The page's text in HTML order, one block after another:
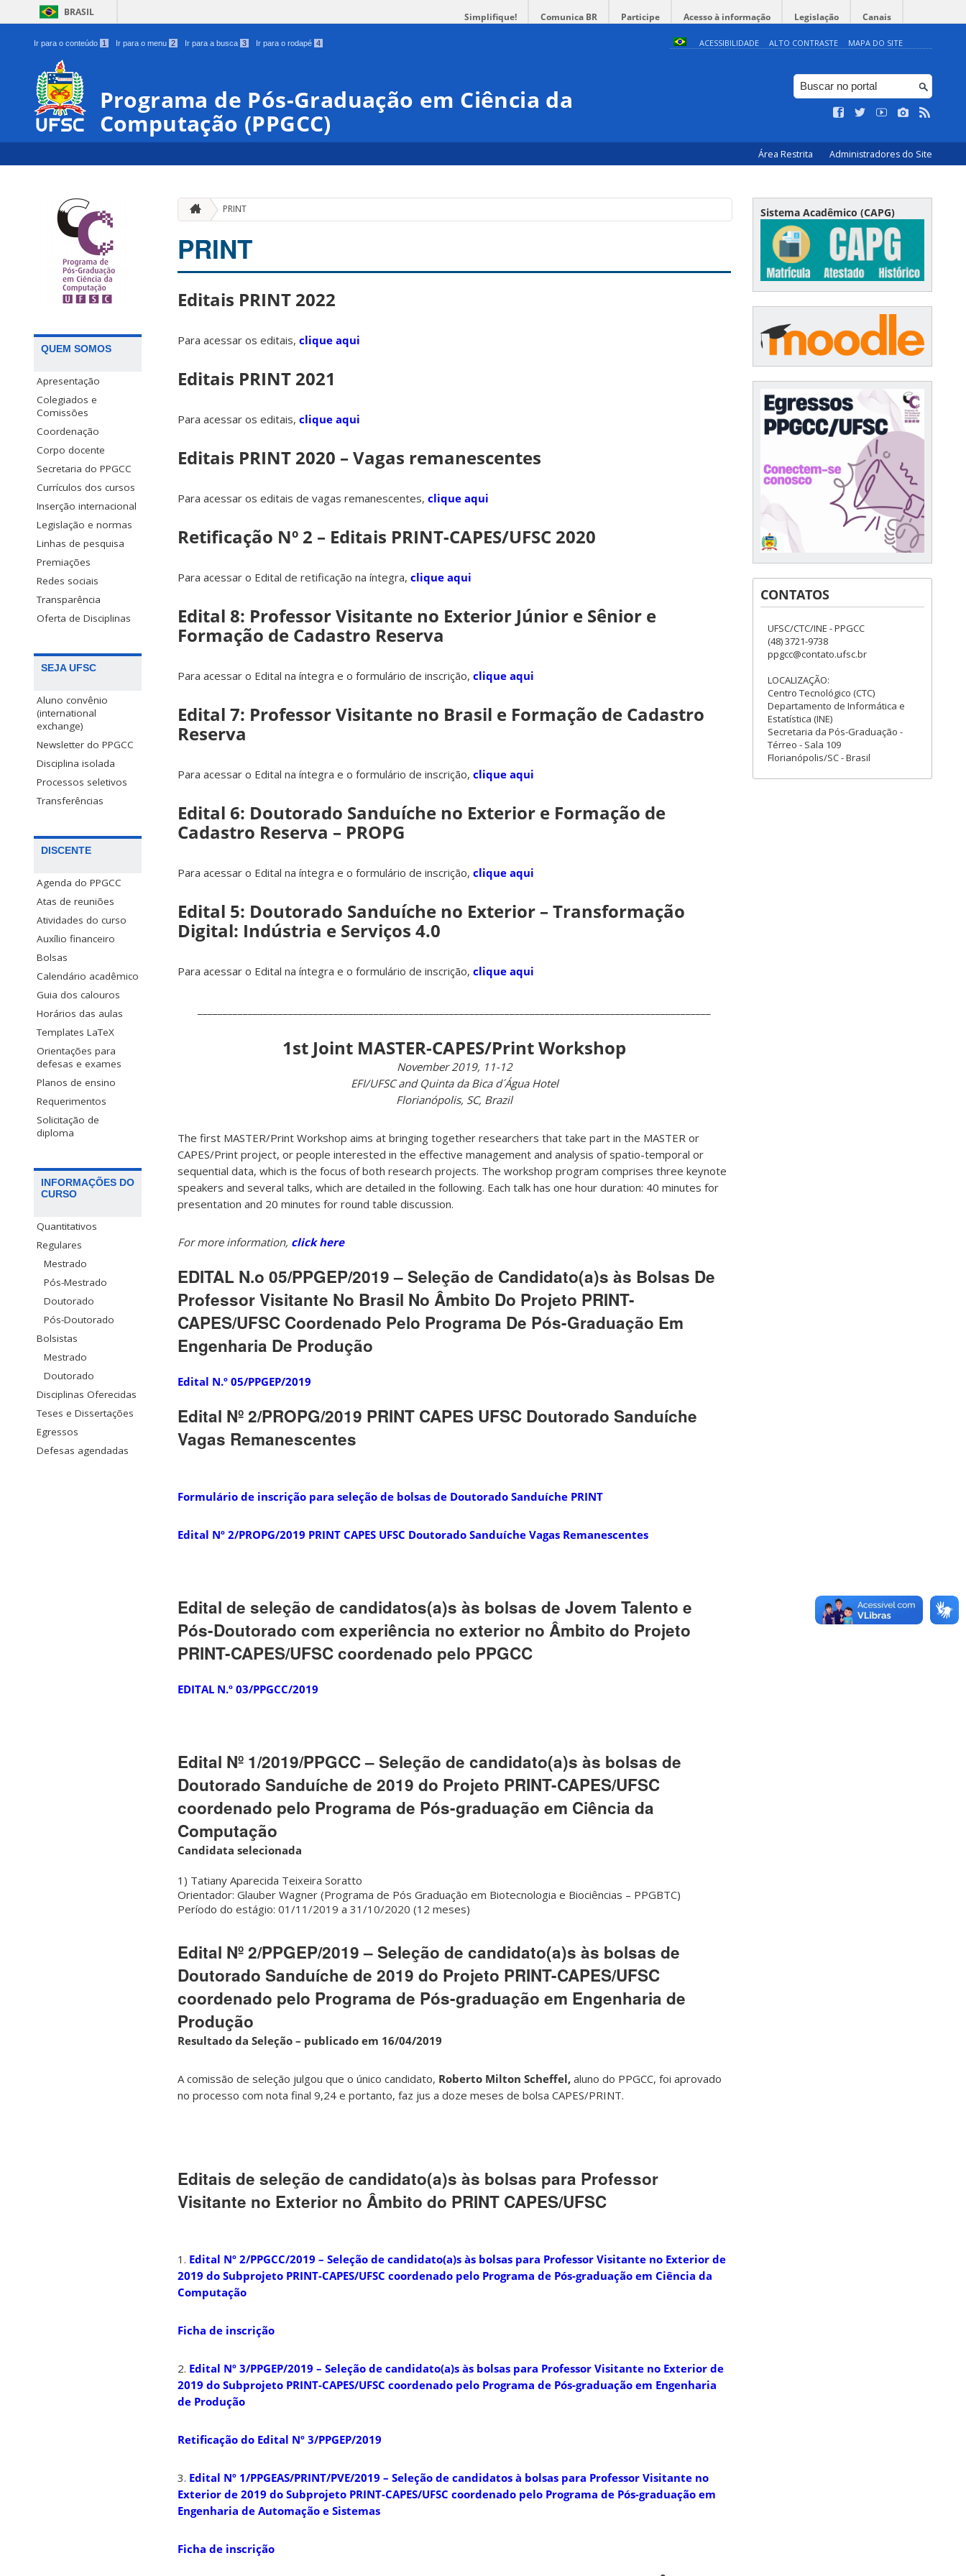
BRASIL Simplifique! Comunica BR Participe Acesso à informação Legislação Canais
Ir para o conteúdo 1 Ir para o menu 2 Ir para a busca 3 Ir para o rodapé 4 ACESSIBILIDADE ALTO CONTRASTE MAPA DO SITE
Programa de Pós-Graduação em Ciência da
Computação (PPGCC)
Área Restrita Administradores do Site
QUEM SOMOS
Apresentação
Colegiados e
Comissões
Coordenação
Corpo docente
Secretaria do PPGCC
Currículos dos cursos
Inserção internacional
Legislação e normas
Linhas de pesquisa
Premiações
Redes sociais
Transparência
Oferta de Disciplinas
SEJA UFSC
Aluno convênio
(international
exchange)
Newsletter do PPGCC
Disciplina isolada
Processos seletivos
Transferências
DISCENTE
Agenda do PPGCC
Atas de reuniões
Atividades do curso
Auxílio financeiro
Bolsas
Calendário acadêmico
Guia dos calouros
Horários das aulas
Templates LaTeX
Orientações para
defesas e exames
Planos de ensino
Requerimentos
Solicitação de
diploma
INFORMAÇÕES DO
CURSO
Quantitativos
Regulares
Mestrado
Pós-Mestrado
Doutorado
Pós-Doutorado
Bolsistas
Mestrado
Doutorado
Disciplinas Oferecidas
Teses e Dissertações
Egressos
Defesas agendadas
PRINT
PRINT
Editais PRINT 2022
Para acessar os editais, clique aqui
Editais PRINT 2021
Para acessar os editais, clique aqui
Editais PRINT 2020 – Vagas remanescentes
Para acessar os editais de vagas remanescentes, clique aqui
Retificação Nº 2 – Editais PRINT-CAPES/UFSC 2020
Para acessar o Edital de retificação na íntegra, clique aqui
Edital 8: Professor Visitante no Exterior Júnior e Sênior e
Formação de Cadastro Reserva
Para acessar o Edital na íntegra e o formulário de inscrição, clique aqui
Edital 7: Professor Visitante no Brasil e Formação de Cadastro
Reserva
Para acessar o Edital na íntegra e o formulário de inscrição, clique aqui
Edital 6: Doutorado Sanduíche no Exterior e Formação de
Cadastro Reserva – PROPG
Para acessar o Edital na íntegra e o formulário de inscrição, clique aqui
Edital 5: Doutorado Sanduíche no Exterior – Transformação
Digital: Indústria e Serviços 4.0
Para acessar o Edital na íntegra e o formulário de inscrição, clique aqui
1st Joint MASTER-CAPES/Print Workshop
November 2019, 11-12
EFI/UFSC and Quinta da Bica d´Água Hotel
Florianópolis, SC, Brazil
The first MASTER/Print Workshop aims at bringing together researchers that take part in the MASTER or
CAPES/Print project, or people interested in the effective management and analysis of spatio-temporal or
sequential data, which is the focus of both research projects. The workshop program comprises three keynote
speakers and several talks, which are detailed in the following. Each talk has one hour duration: 40 minutes for
presentation and 20 minutes for round table discussion.
For more information, click here
EDITAL N.o 05/PPGEP/2019 – Seleção de Candidato(a)s às Bolsas De
Professor Visitante No Brasil No Âmbito Do Projeto PRINT-
CAPES/UFSC Coordenado Pelo Programa De Pós-Graduação Em
Engenharia De Produção
Edital N.º 05/PPGEP/2019
Edital Nº 2/PROPG/2019 PRINT CAPES UFSC Doutorado Sanduíche
Vagas Remanescentes
Formulário de inscrição para seleção de bolsas de Doutorado Sanduíche PRINT
Edital Nº 2/PROPG/2019 PRINT CAPES UFSC Doutorado Sanduíche Vagas Remanescentes
Edital de seleção de candidatos(a)s às bolsas de Jovem Talento e
Pós-Doutorado com experiência no exterior no Âmbito do Projeto
PRINT-CAPES/UFSC coordenado pelo PPGCC
EDITAL N.º 03/PPGCC/2019
Edital Nº​ 1/2019/PPGCC – Seleção de candidato(a)s às bolsas de
Doutorado Sanduíche de 2019 do Projeto PRINT-CAPES/UFSC
coordenado pelo Programa de Pós-graduação em Ciência da
Computação
Candidata selecionada
1) Tatiany Aparecida Teixeira Soratto
Orientador: Glauber Wagner (Programa de Pós Graduação em Biotecnologia e Biociências – PPGBTC)
Período do estágio: 01/11/2019 a 31/10/2020 (12 meses)
Edital Nº 2/PPGEP/2019 – Seleção de candidato(a)s às bolsas de
Doutorado Sanduíche de 2019 do Projeto PRINT-CAPES/UFSC
coordenado pelo Programa de Pós-graduação em Engenharia de
Produção
Resultado da Seleção – publicado em 16/04/2019
A comissão de seleção julgou que o único candidato, Roberto Milton Scheffel, aluno do PPGCC, foi aprovado
no processo com nota final 9,24 e portanto, faz jus a doze meses de bolsa CAPES/PRINT.
Editais de seleção de candidato(a)s às bolsas para Professor
Visitante no Exterior no Âmbito do PRINT CAPES/UFSC
1. Edital Nº​ 2/PPGCC/2019 – Seleção de candidato(a)s às bolsas para Professor Visitante no Exterior de
2019 do Subprojeto PRINT-CAPES/UFSC coordenado pelo Programa de Pós-graduação em Ciência da
Computação
Ficha de inscrição
2. Edital Nº 3/PPGEP/2019 – Seleção de candidato(a)s às bolsas para Professor Visitante no Exterior de
2019 do Subprojeto PRINT-CAPES/UFSC coordenado pelo Programa de Pós-graduação em Engenharia
de Produção
Retificação do Edital Nº 3/PPGEP/2019
3. Edital Nº 1/PPGEAS/PRINT/PVE/2019 – Seleção de candidatos à bolsas para Professor Visitante no
Exterior de 2019 do Subprojeto PRINT-CAPES/UFSC coordenado pelo Programa de Pós-graduação em
Engenharia de Automação e Sistemas
Ficha de inscrição
Sistema Acadêmico (CAPG)
CONTATOS
UFSC/CTC/INE - PPGCC
(48) 3721-9738
ppgcc@contato.ufsc.br
LOCALIZAÇÃO:
Centro Tecnológico (CTC)
Departamento de Informática e
Estatística (INE)
Secretaria da Pós-Graduação -
Térreo - Sala 109
Florianópolis/SC - Brasil